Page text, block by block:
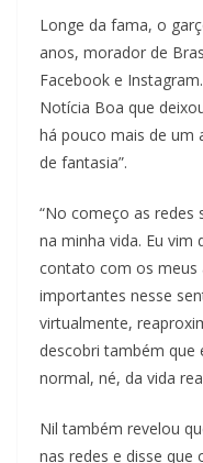
Longe da fama, o
anos, morador de
Facebook e
Notícia Boa que
há pouco mais de um
de fantasia”.
“No começo as
na minha vida. Eu
contato com os meus
importantes nesse
virtualmente,
descobri também que
normal, né, da vida
Nil também revelou
nas redes e disse